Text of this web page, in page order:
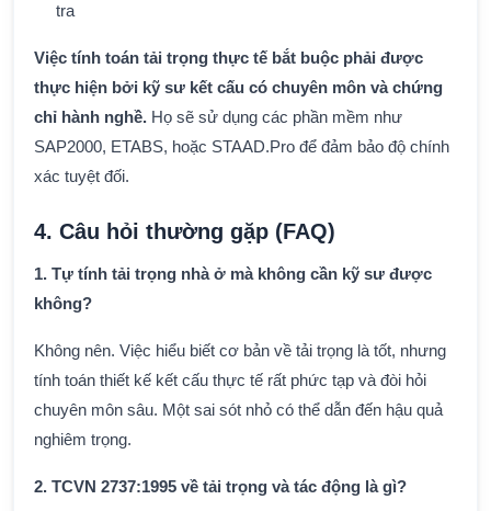
tra
Việc tính toán tải trọng thực tế bắt buộc phải được
thực hiện bởi kỹ sư kết cấu có chuyên môn và chứng
chỉ hành nghề. Họ sẽ sử dụng các phần mềm như
SAP2000, ETABS, hoặc STAAD.Pro để đảm bảo độ chính
xác tuyệt đối.
4. Câu hỏi thường gặp (FAQ)
1. Tự tính tải trọng nhà ở mà không cần kỹ sư được
không?
Không nên. Việc hiểu biết cơ bản về tải trọng là tốt, nhưng
tính toán thiết kế kết cấu thực tế rất phức tạp và đòi hỏi
chuyên môn sâu. Một sai sót nhỏ có thể dẫn đến hậu quả
nghiêm trọng.
2. TCVN 2737:1995 về tải trọng và tác động là gì?